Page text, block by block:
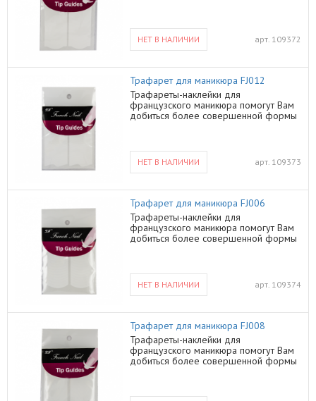
НЕТ В НАЛИЧИИ арт. 109372
Трафарет для маникюра FJ012
Трафареты-наклейки для
французcкого маникюра помогут Вам
добиться более совершенной формы
НЕТ В НАЛИЧИИ арт. 109373
Трафарет для маникюра FJ006
Трафареты-наклейки для
французcкого маникюра помогут Вам
добиться более совершенной формы
НЕТ В НАЛИЧИИ арт. 109374
Трафарет для маникюра FJ008
Трафареты-наклейки для
французcкого маникюра помогут Вам
добиться более совершенной формы